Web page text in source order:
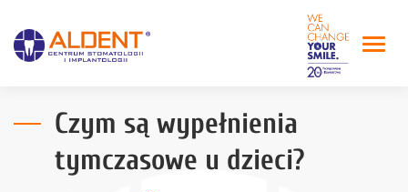
Czym są wypełnienia
tymczasowe u dzieci?